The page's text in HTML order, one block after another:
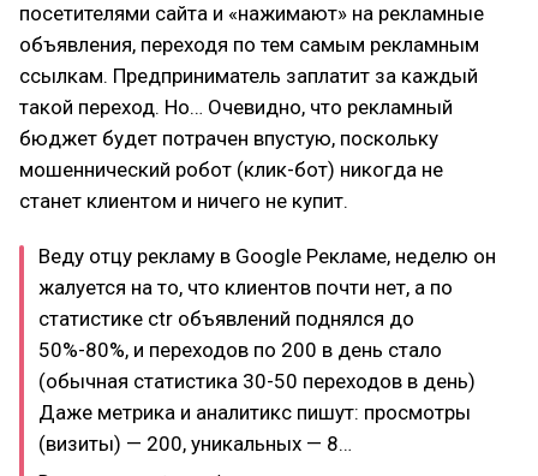
посетителями сайта и «нажимают» на рекламные
объявления, переходя по тем самым рекламным
ссылкам. Предприниматель заплатит за каждый
такой переход. Но… Очевидно, что рекламный
бюджет будет потрачен впустую, поскольку
мошеннический робот (клик-бот) никогда не
станет клиентом и ничего не купит.
Веду отцу рекламу в Google Рекламе, неделю он
жалуется на то, что клиентов почти нет, а по
статистике ctr объявлений поднялся до
50%-80%, и переходов по 200 в день стало
(обычная статистика 30-50 переходов в день)
Даже метрика и аналитикс пишут: просмотры
(визиты) — 200, уникальных — 8…